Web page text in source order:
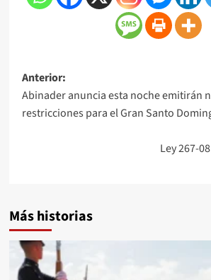
Anterior:
Abinader anuncia esta noche emitirán
restricciones para el Gran Santo
Ley 267-
Más historias